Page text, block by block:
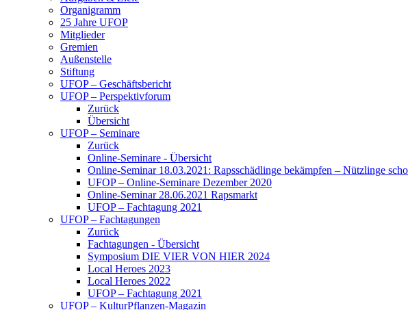
Organigramm
25 Jahre UFOP
Mitglieder
Gremien
Außenstelle
Stiftung
UFOP – Geschäftsbericht
UFOP – Perspektivforum
Zurück
Übersicht
UFOP – Seminare
Zurück
Online-Seminare - Übersicht
Online-Seminar 18.03.2021: Rapsschädlinge bekämpfen – Nützlinge
UFOP – Online-Seminare Dezember 2020
Online-Seminar 28.06.2021 Rapsmarkt
UFOP – Fachtagung 2021
UFOP – Fachtagungen
Zurück
Fachtagungen - Übersicht
Symposium DIE VIER VON HIER 2024
Local Heroes 2023
Local Heroes 2022
UFOP – Fachtagung 2021
UFOP – KulturPflanzen-Magazin